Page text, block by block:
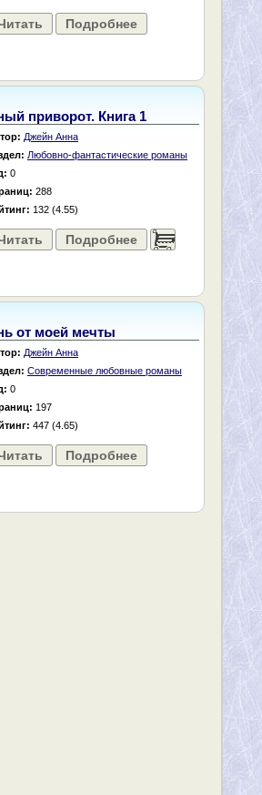
Подробнее
приворот. Книга 1
Джейн Анна
Любовно-фантастические романы
0
288
132 (4.55)
Подробнее ......
от моей мечты
Джейн Анна
Современные любовные романы
0
197
447 (4.65)
Подробнее